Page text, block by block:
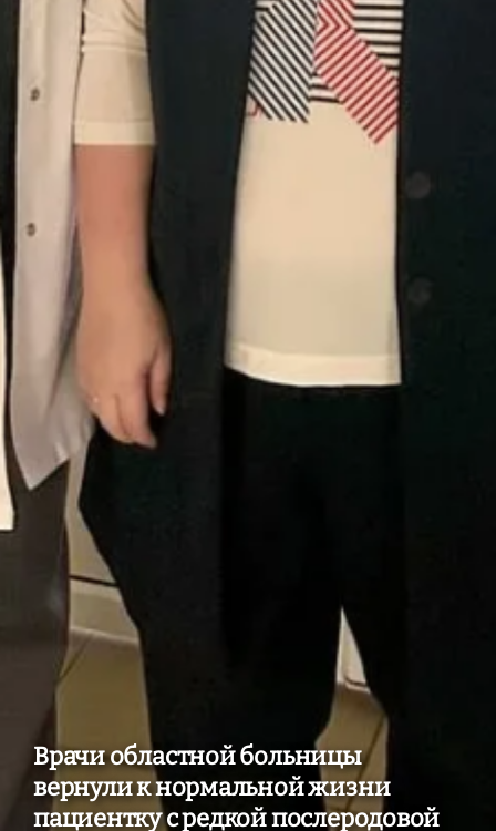
Врачи областной больницы
вернули к нормальной жизни
пациентку с редкой послеродовой